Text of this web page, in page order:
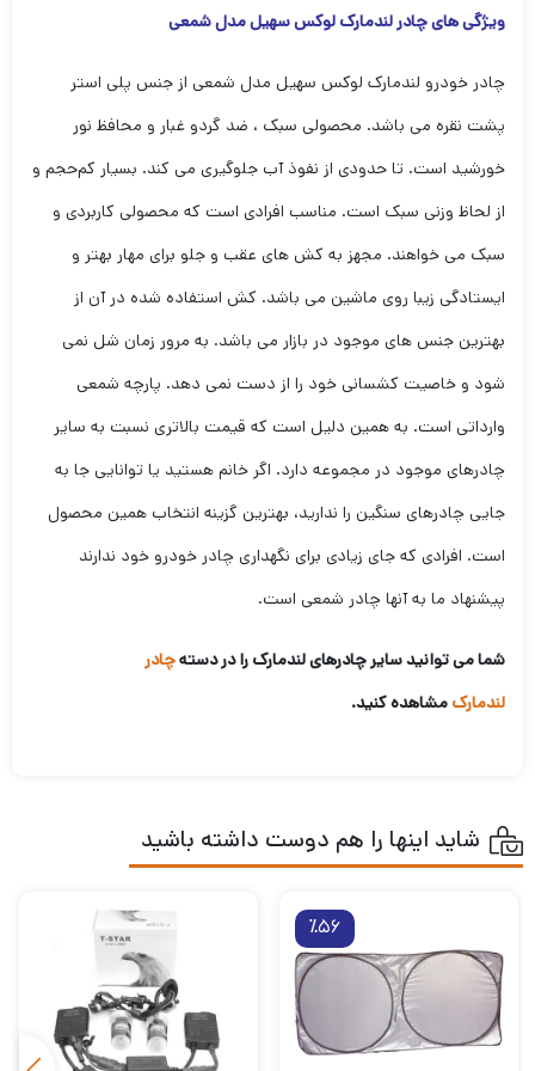
ویژگی های چادر لندمارک لوکس سهیل مدل شمعی
چادر خودرو لندمارک لوکس سهیل مدل شمعی از جنس پلی استر
پشت نقره می باشد. محصولی سبک ، ضد گردو غبار و محافظ نور
خورشید است. تا حدودی از نفوذ آب جلوگیری می کند. بسیار کم‌حجم و
از لحاظ وزنی سبک است. مناسب افرادی است که محصولی کاربردی و
سبک می خواهند. مجهز به کش های عقب و جلو برای مهار بهتر و
ایستادگی زیبا روی ماشین می باشد. کش استفاده شده در آن از
بهترین جنس های موجود در بازار می باشد. به مرور زمان شل نمی
شود و خاصیت کشسانی خود را از دست نمی دهد. پارچه شمعی
وارداتی است. به همین دلیل است که قیمت بالاتری نسبت به سایر
چادرهای موجود در مجموعه دارد. اگر خانم هستید یا توانایی جا به
جایی چادرهای سنگین را ندارید، بهترین گزینه انتخاب همین محصول
است. افرادی که جای زیادی برای نگهداری چادر خودرو خود ندارند
پیشنهاد ما به آنها چادر شمعی است.
شما می توانید سایر چادرهای لندمارک را در دستهچادر
لندمارک مشاهده کنید.
شاید اینها را هم دوست داشته باشید
٪56